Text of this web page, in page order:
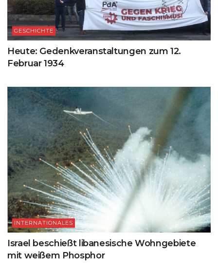
GESCHICHTE
Heute: Gedenkveranstaltungen zum 12.
Februar 1934
INTERNATIONALES
Israel beschießt libanesische Wohngebiete
mit weißem Phosphor